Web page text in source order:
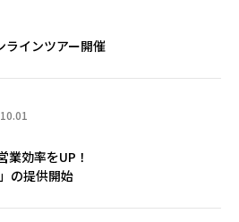
ラインツアー開催
業効率をUP！
の提供開始